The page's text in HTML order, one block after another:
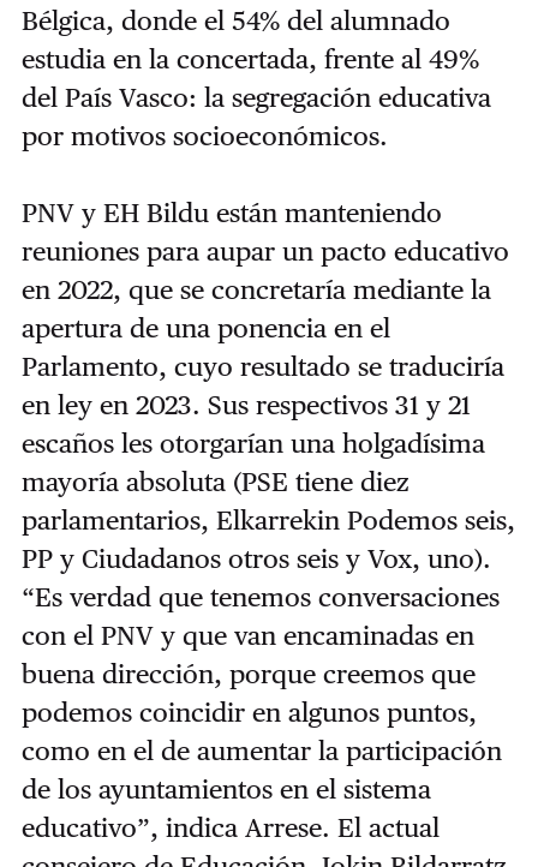
Bélgica, donde el 54% del alumnado
estudia en la concertada, frente al 49%
del País Vasco: la segregación educativa
por motivos socioeconómicos.
PNV y EH Bildu están manteniendo
reuniones para aupar un pacto educativo
en 2022, que se concretaría mediante la
apertura de una ponencia en el
Parlamento, cuyo resultado se traduciría
en ley en 2023. Sus respectivos 31 y 21
escaños les otorgarían una holgadísima
mayoría absoluta (PSE tiene diez
parlamentarios, Elkarrekin Podemos seis,
PP y Ciudadanos otros seis y Vox, uno).
“Es verdad que tenemos conversaciones
con el PNV y que van encaminadas en
buena dirección, porque creemos que
podemos coincidir en algunos puntos,
como en el de aumentar la participación
de los ayuntamientos en el sistema
educativo”, indica Arrese. El actual